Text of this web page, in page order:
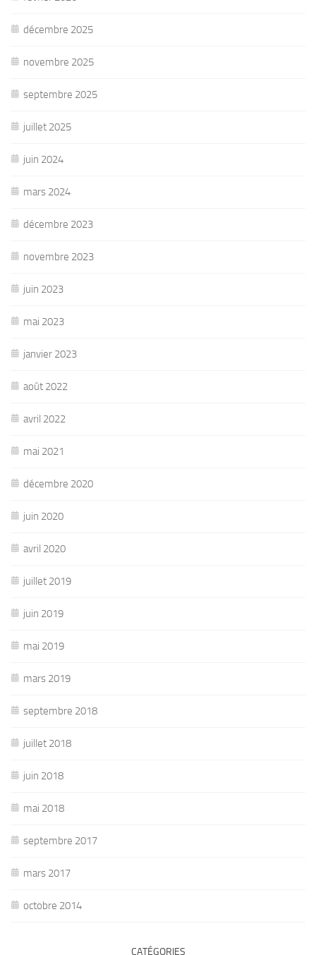
décembre 2025
novembre 2025
septembre 2025
juillet 2025
juin 2024
mars 2024
décembre 2023
novembre 2023
juin 2023
mai 2023
janvier 2023
août 2022
avril 2022
mai 2021
décembre 2020
juin 2020
avril 2020
juillet 2019
juin 2019
mai 2019
mars 2019
septembre 2018
juillet 2018
juin 2018
mai 2018
septembre 2017
mars 2017
octobre 2014
CATÉGORIES